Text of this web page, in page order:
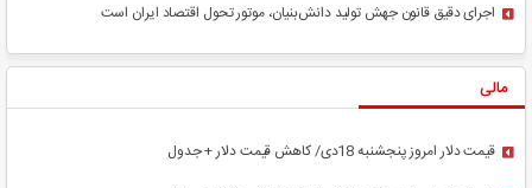
اجرای دقیق قانون جهش تولید دانش‌بنیان، موتور تحول اقتصاد ایران است
مالی
قیمت دلار امروز پنجشنبه 18دی/ کاهش قیمت دلار + جدول